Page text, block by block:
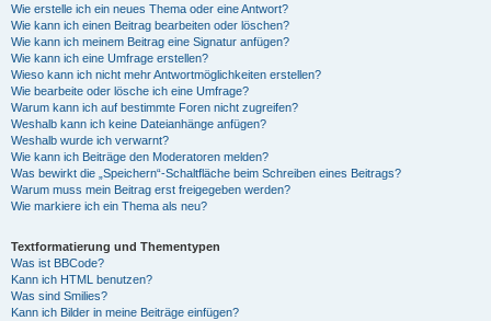
Wie erstelle ich ein neues Thema oder eine Antwort?
Wie kann ich einen Beitrag bearbeiten oder löschen?
Wie kann ich meinem Beitrag eine Signatur anfügen?
Wie kann ich eine Umfrage erstellen?
Wieso kann ich nicht mehr Antwortmöglichkeiten erstellen?
Wie bearbeite oder lösche ich eine Umfrage?
Warum kann ich auf bestimmte Foren nicht zugreifen?
Weshalb kann ich keine Dateianhänge anfügen?
Weshalb wurde ich verwarnt?
Wie kann ich Beiträge den Moderatoren melden?
Was bewirkt die „Speichern“-Schaltfläche beim Schreiben eines Beitrags?
Warum muss mein Beitrag erst freigegeben werden?
Wie markiere ich ein Thema als neu?
Textformatierung und Thementypen
Was ist BBCode?
Kann ich HTML benutzen?
Was sind Smilies?
Kann ich Bilder in meine Beiträge einfügen?